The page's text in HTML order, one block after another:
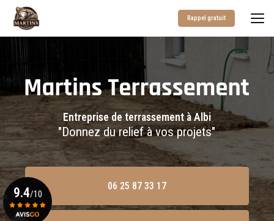
contenu
Rappel gratuit
Entreprise de terrassement à Albi
"Donnez du relief à vos projets"
06 25 87 33 17
9.4/10